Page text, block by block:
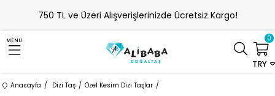
750 TL ve Üzeri Alışverişlerinizde Ücretsiz Kargo!
MENU
TRY
0
Anasayfa Dizi Taş Özel Kesim Dizi Taşlar